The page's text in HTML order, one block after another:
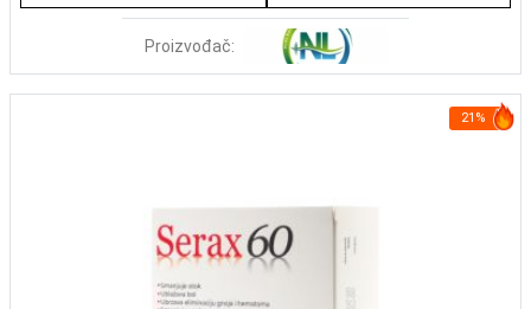
Proizvođač:
21%